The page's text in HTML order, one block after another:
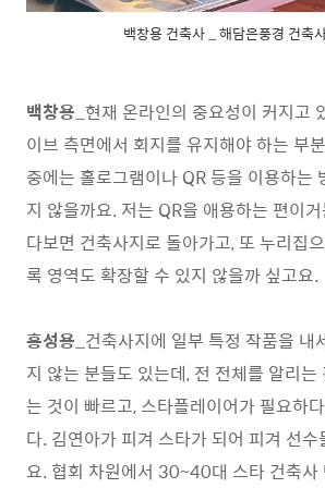
백창용 건축사 _ 해담은풍경 건축
백창용_현재 온라인의 중요성이 커지고
이브 측면에서 회지를 유지해야 하는 부
중에는 홀로그램이나 QR 등을 이용하는
지 않을까요. 저는 QR을 애용하는 편이
다보면 건축사지로 돌아가고, 또 누리집
록 영역도 확장할 수 있지 않을까 싶고요.
홍성용_건축사지에 일부 특정 작품을 내
지 않는 분들도 있는데, 전 전체를 알리는
는 것이 빠르고, 스타플레이어가 필요하
다. 김연아가 피겨 스타가 되어 피겨 선
요. 협회 차원에서 30~40대 스타 건축사